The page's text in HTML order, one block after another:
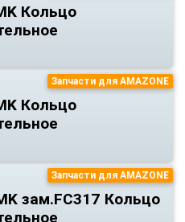
Кольцо
Запчасти для AMAZONE
Кольцо
Запчасти для AMAZONE
зам.FC317 Кольцо